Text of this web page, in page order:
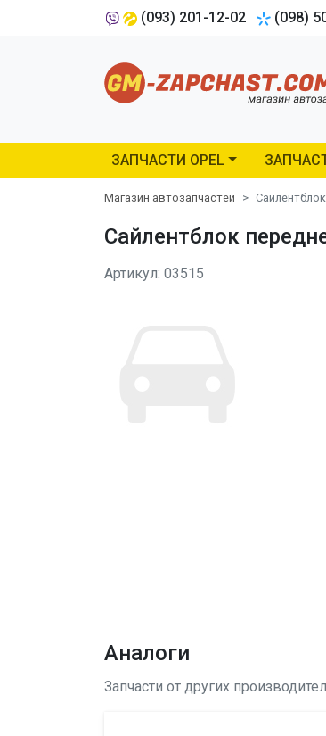
(093) 201-12-02 (098)
ЗАПЧАСТИ OPEL
Магазин автозапчастей
Сайлентблок
Артикул: 03515
Аналоги
Запчасти от других